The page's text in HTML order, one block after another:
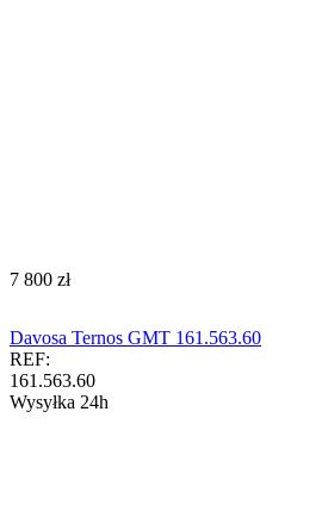
‍7 800‍ zł
Davosa Ternos GMT 161.563.60
REF:
161.563.60
Wysyłka 24h